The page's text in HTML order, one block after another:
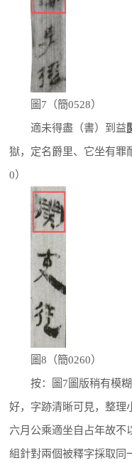
圖7（簡0528）
適未得盡（書）到益
獄，定名爵里、它坐有罪
0）
圖8（簡0260）
按：圖7圖版稍有模糊
好，字跡清晰可見，整理
六月公乘適坐自占年故不
組針對兩個被釋字採取同